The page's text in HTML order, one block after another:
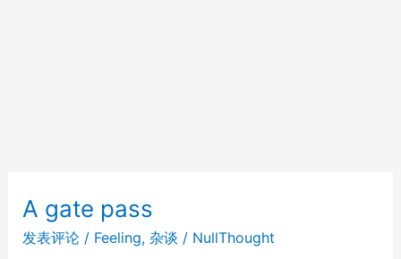
A gate pass
发表评论 / Feeling, 杂谈 / NullThought